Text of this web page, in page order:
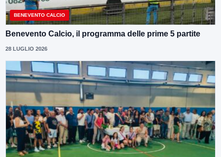
BENEVENTO CALCIO
Benevento Calcio, il programma delle prime 5 partite
28 LUGLIO 2026